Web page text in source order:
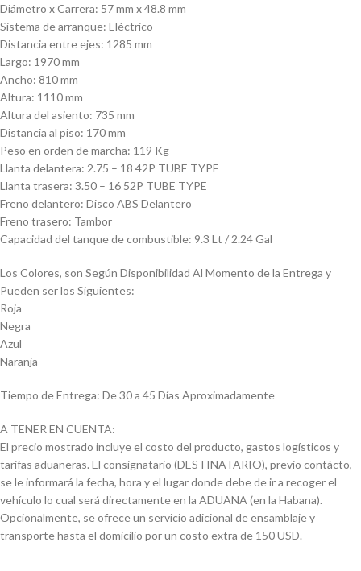
Diámetro x Carrera: 57 mm x 48.8 mm
Sistema de arranque: Eléctrico
Distancia entre ejes: 1285 mm
Largo: 1970 mm
Ancho: 810 mm
Altura: 1110 mm
Altura del asiento: 735 mm
Distancia al piso: 170 mm
Peso en orden de marcha: 119 Kg
Llanta delantera: 2.75 – 18 42P TUBE TYPE
Llanta trasera: 3.50 – 16 52P TUBE TYPE
Freno delantero: Disco ABS Delantero
Freno trasero: Tambor
Capacidad del tanque de combustible: 9.3 Lt / 2.24 Gal
Los Colores, son Según Disponibilidad Al Momento de la Entrega y
Pueden ser los Siguientes:
Roja
Negra
Azul
Naranja
Tiempo de Entrega: De 30 a 45 Días Aproximadamente
A TENER EN CUENTA:
El precio mostrado incluye el costo del producto, gastos logísticos y
tarifas aduaneras. El consignatario (DESTINATARIO), previo contácto,
se le informará la fecha, hora y el lugar donde debe de ir a recoger el
vehículo lo cual será directamente en la ADUANA (en la Habana).
Opcionalmente, se ofrece un servicio adicional de ensamblaje y
transporte hasta el domicilio por un costo extra de 150 USD.